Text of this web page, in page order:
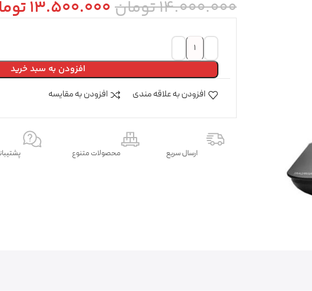
14.000.000تومان13.500.000
افزودن به سبد خرید
افزودن به علاقه مندی افزودن به مقایسه
ارسال سریع محصولات متنوع